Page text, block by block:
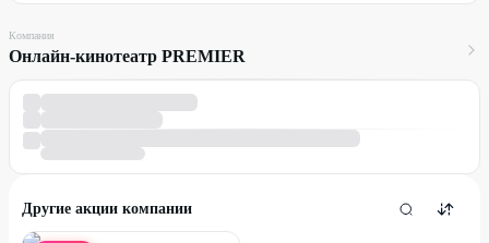
Для активации бесплатной подписки необходима привязка
Отменить подписку можно в любой момент в настройках
вашей учетной записи.
Компания
Онлайн-кинотеатр PREMIER
Другие акции компании